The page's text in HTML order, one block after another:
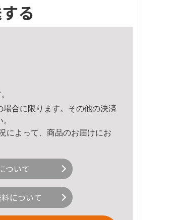
る
合に限ります。その他の決済
によって、商品のお届けにお
ついて
について